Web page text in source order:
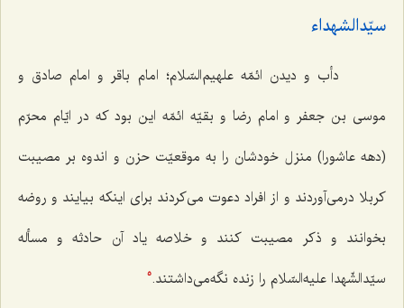
سیّدالشهداء
دأب و دیدن ائمّه علهیم‌السّلام؛ امام باقر و امام صادق و
موسی بن جعفر و امام رضا و بقیّه ائمّه این بود که در ایّام محرّم
(دهه عاشورا) منزل خودشان را به موقعیّت حزن و اندوه بر مصیبت
کربلا درمی‌آوردند و از افراد دعوت می‌کردند برای اینکه بیایند و روضه
بخوانند و ذکر مصیبت کنند و خلاصه یاد آن حادثه و مسأله
سیّدالشّهدا علیه‌السّلام را زنده نگه‌می‌داشتند.5